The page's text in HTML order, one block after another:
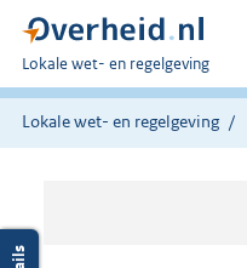
U
bent
hier:
Lokale wet- en regelgeving
Lokale wet- en regelgeving